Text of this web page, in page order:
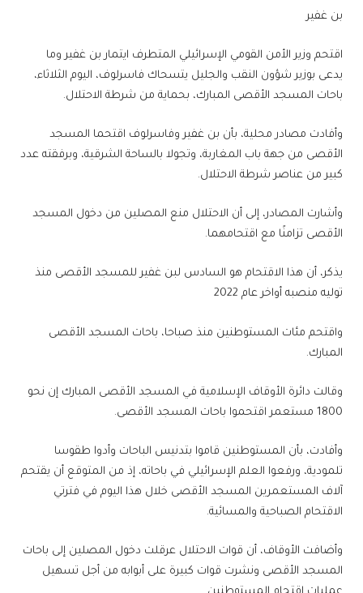
بن غفير
اقتحم وزير الأمن القومي الإسرائيلي المتطرف ايتمار بن غفير وما
يدعى بوزير شؤون النقب والجليل يتسحاك فاسرلوف، اليوم الثلاثاء،
باحات المسجد الأقصى المبارك، بحماية من شرطة الاحتلال.
وأفادت مصادر محلية، بأن بن غفير وفاسرلوف اقتحما المسجد
الأقصى من جهة باب المغاربة، وتجولا بالساحة الشرقية، وبرفقته عدد
كبير من عناصر شرطة الاحتلال.
وأشارت المصادر، إلى أن الاحتلال منع المصلين من دخول المسجد
الأقصى تزامنًا مع اقتحامهما.
يذكر، أن هذا الاقتحام هو السادس لبن غفير للمسجد الأقصى منذ
توليه منصبه أواخر عام 2022
واقتحم مئات المستوطنين منذ صباحا، باحات المسجد الأقصى
المبارك.
وقالت دائرة الأوقاف الإسلامية في المسجد الأقصى المبارك إن نحو
1800 مستعمر اقتحموا باحات المسجد الأقصى.
وأفادت، بأن المستوطنين قاموا بتدنيس الباحات وأدوا طقوسا
تلمودية، ورفعوا العلم الإسرائيلي في باحاته، إذ من المتوقع أن يقتحم
آلاف المستعمرين المسجد الأقصى خلال هذا اليوم في فترتي
الاقتحام الصباحية والمسائية.
وأضافت الأوقاف، أن قوات الاحتلال عرقلت دخول المصلين إلى باحات
المسجد الأقصى ونشرت قوات كبيرة على أبوابه من أجل تسهيل